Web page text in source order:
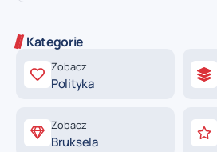
Kategorie
Zobacz
Polityka
Zobacz
Bruksela